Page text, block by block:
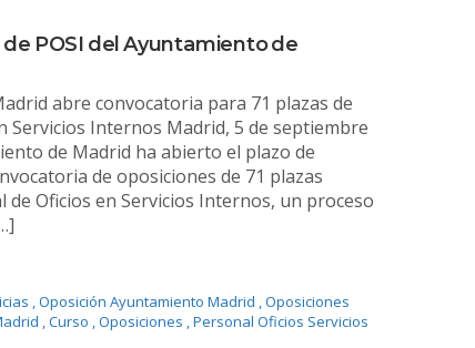
POSI del Ayuntamiento de
abre convocatoria para 71 plazas de
Servicios Internos Madrid, 5 de septiembre
de Madrid ha abierto el plazo de
de oposiciones de 71 plazas
de Oficios en Servicios Internos, un proceso
,Oposición Ayuntamiento Madrid ,Oposiciones
,Curso ,Oposiciones ,Personal Oficios Servicios